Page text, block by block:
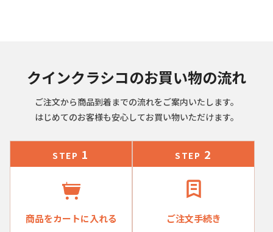
クインクラシコのお買い物の流れ
ご注文から商品到着までの流れをご案内いたします。
はじめてのお客様も安心してお買い物いただけます。
STEP 1
商品をカートに入れる
STEP 2
ご注文手続き